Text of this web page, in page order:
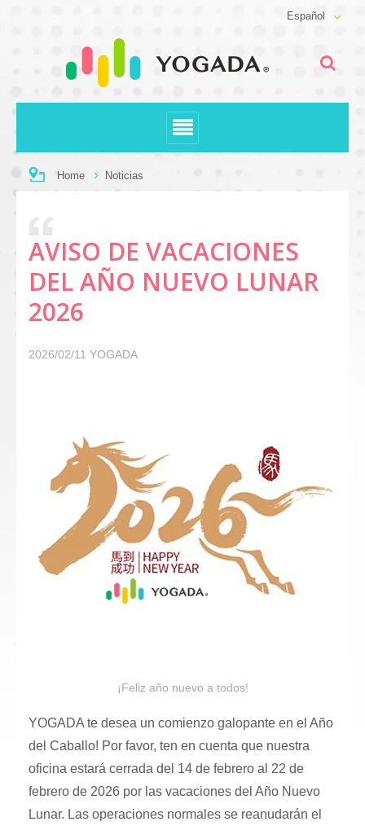
Español
Home Noticias
AVISO DE VACACIONES
DEL AÑO NUEVO LUNAR
2026
2026/02/11 YOGADA
¡Feliz año nuevo a todos!
YOGADA te desea un comienzo galopante en el Año
del Caballo! Por favor, ten en cuenta que nuestra
oficina estará cerrada del 14 de febrero al 22 de
febrero de 2026 por las vacaciones del Año Nuevo
Lunar. Las operaciones normales se reanudarán el